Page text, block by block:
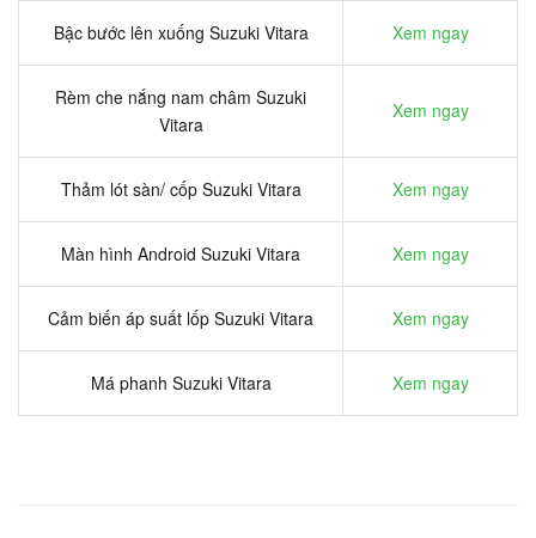
Bậc bước lên xuống Suzuki Vitara Xem ngay
Rèm che nắng nam châm Suzuki
Vitara
Xem ngay
Thảm lót sàn/ cốp Suzuki Vitara Xem ngay
Màn hình Android Suzuki Vitara Xem ngay
Cảm biến áp suất lốp Suzuki Vitara Xem ngay
Má phanh Suzuki Vitara Xem ngay